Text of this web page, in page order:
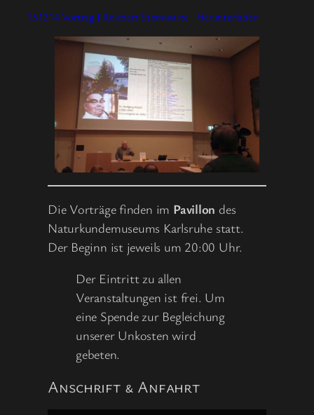
151214 Vortrag J Reichert Sternwarte Herunterladen
Die Vorträge finden im Pavillon des
Naturkundemuseums Karlsruhe statt.
Der Beginn ist jeweils um 20:00 Uhr.
Der Eintritt zu allen
Veranstaltungen ist frei. Um
eine Spende zur Begleichung
unserer Unkosten wird
gebeten.
Anschrift & Anfahrt